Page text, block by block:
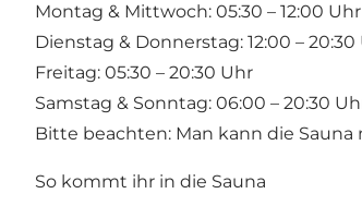
Montag & Mittwoch: 05:30 – 12:00 Uhr
Dienstag & Donnerstag: 12:00 – 20:30
Freitag: 05:30 – 20:30 Uhr
Samstag & Sonntag: 06:00 – 20:30
Bitte beachten: Man kann die
So kommt ihr in die Sauna